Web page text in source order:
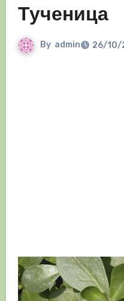
Тученица
By admin 26/10/